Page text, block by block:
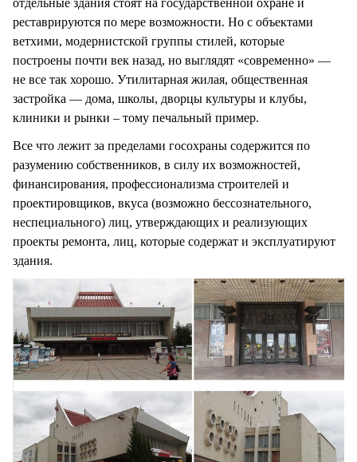
отдельные здания стоят на государственной охране и
реставрируются по мере возможности. Но с объектами
ветхими, модернистской группы стилей, которые
построены почти век назад, но выглядят «современно» —
не все так хорошо. Утилитарная жилая, общественная
застройка — дома, школы, дворцы культуры и клубы,
клиники и рынки – тому печальный пример.
Все что лежит за пределами госохраны содержится по
разумению собственников, в силу их возможностей,
финансирования, профессионализма строителей и
проектировщиков, вкуса (возможно бессознательного,
неспециального) лиц, утверждающих и реализующих
проекты ремонта, лиц, которые содержат и эксплуатируют
здания.